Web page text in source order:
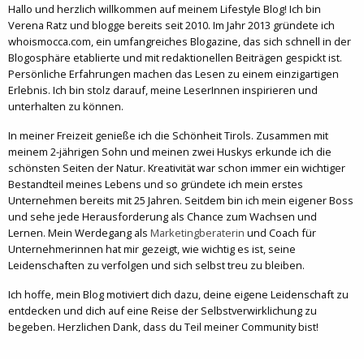
Hallo und herzlich willkommen auf meinem Lifestyle Blog! Ich bin
Verena Ratz und blogge bereits seit 2010. Im Jahr 2013 gründete ich
whoismocca.com, ein umfangreiches Blogazine, das sich schnell in der
Blogosphäre etablierte und mit redaktionellen Beiträgen gespickt ist.
Persönliche Erfahrungen machen das Lesen zu einem einzigartigen
Erlebnis. Ich bin stolz darauf, meine LeserInnen inspirieren und
unterhalten zu können.
In meiner Freizeit genieße ich die Schönheit Tirols. Zusammen mit
meinem 2-jährigen Sohn und meinen zwei Huskys erkunde ich die
schönsten Seiten der Natur. Kreativität war schon immer ein wichtiger
Bestandteil meines Lebens und so gründete ich mein erstes
Unternehmen bereits mit 25 Jahren. Seitdem bin ich mein eigener Boss
und sehe jede Herausforderung als Chance zum Wachsen und
Lernen. Mein Werdegang als Marketingberaterin und Coach für
Unternehmerinnen hat mir gezeigt, wie wichtig es ist, seine
Leidenschaften zu verfolgen und sich selbst treu zu bleiben.
Ich hoffe, mein Blog motiviert dich dazu, deine eigene Leidenschaft zu
entdecken und dich auf eine Reise der Selbstverwirklichung zu
begeben. Herzlichen Dank, dass du Teil meiner Community bist!